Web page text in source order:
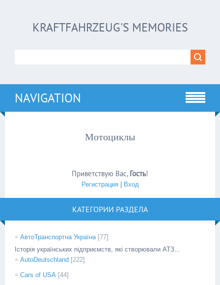
KRAFTFAHRZEUG'S MEMORIES
NAVIGATION
Мотоциклы
Приветствую Вас, Гость!
Регистрация| Вход
КАТЕГОРИИ РАЗДЕЛА
АвтоТранспортна Україна [77]
Історія українських підприємств, які створювали АТЗ...
AutoDeutschland [222]
Cars of USA [44]